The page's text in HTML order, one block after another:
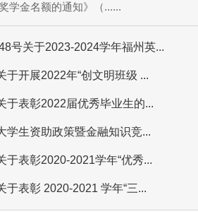
学金名额的通知》（......
号关于2023-2024学年福州英...
于开展2022年“创文明班级 ...
于表彰2022届优秀毕业生的...
学生资助政策暨金融知识竞...
于表彰2020-2021学年“优秀...
于表彰 2020-2021 学年“三...